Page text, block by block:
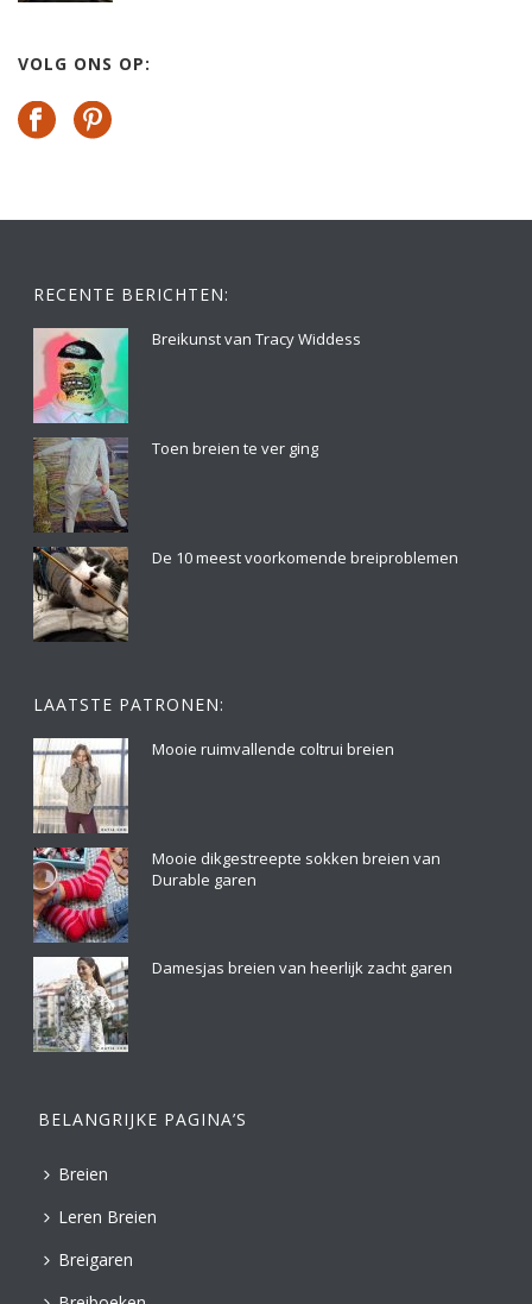
VOLG ONS OP:
RECENTE BERICHTEN:
Breikunst van Tracy Widdess
Toen breien te ver ging
De 10 meest voorkomende breiproblemen
LAATSTE PATRONEN:
Mooie ruimvallende coltrui breien
Mooie dikgestreepte sokken breien van
Durable garen
Damesjas breien van heerlijk zacht garen
BELANGRIJKE PAGINA’S
Breien
Leren Breien
Breigaren